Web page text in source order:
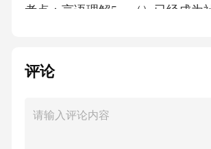
考点：言语理解5、（）已经成为
A、德才兼备、以才为先
B、德才兼备、以德为先
评论